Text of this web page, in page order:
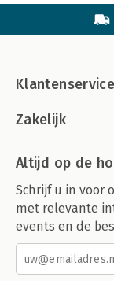
Klantenservice
Zakelijk
Altijd op de
Schrijf u in voor
met relevante
events en de